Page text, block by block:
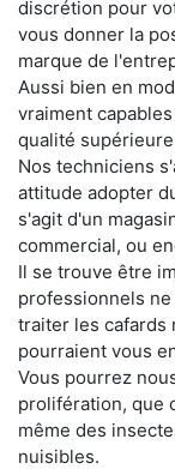
discrétion pour
vous donner la
marque de
Aussi bien en
vraiment
qualité
Nos techniciens
attitude adopter
s'agit d'un
commercial, ou
Il se trouve être
professionnels
traiter les cafards
pourraient vous
Vous pourrez
prolifération, que
même des
nuisibles.